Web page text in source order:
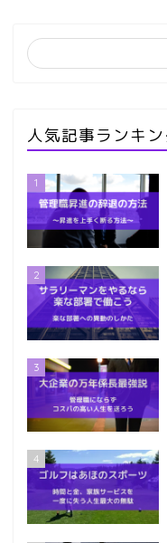
人気記事ランキ
1
2
3
4